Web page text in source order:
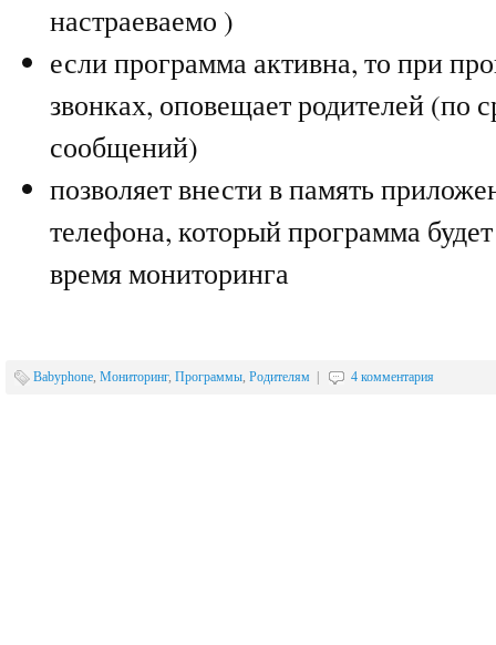
настраеваемо )
если программа активна, то при
звонках, оповещает родителей (по
сообщений)
позволяет внести в память
телефона, который программа
время мониторинга
Babyphone, Мониторинг, Программы, Родителям 4 комментария